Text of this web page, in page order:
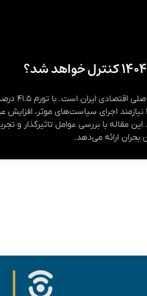
تورم اجاره مسکن یکی از
سال ۱۴۰۳، کاهش آن در سال ۱۴۰۴ نیازمند اجرای سیاست‌های موثر،
مقاله با بررسی عوامل تاثیرگذار و
بحران ارائه می‌دهد.